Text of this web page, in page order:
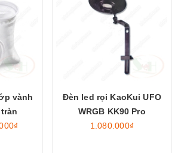
vành
Đèn led rọi KaoKui UFO
WRGB KK90 Pro
1.080.000₫